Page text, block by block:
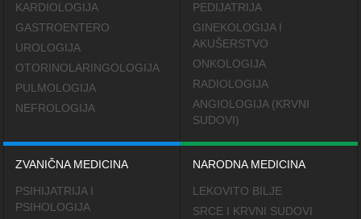
KARDIOLOGIJA
GASTROENTERO
UROLOGIJA
OTORINOLARINGOLOGIJA
PULMOLOGIJA
NEFROLOGIJA
PEDIJATRIJA
GINEKOLOGIJA I
AKUŠERSTVO
ONKOLOGIJA
RADIOLOGIJA
ANGIOLOGIJA (KRVNI
SUDOVI)
ZVANIČNA MEDICINA
PSIHIJATRIJA I
PSIHOLOGIJA
NARODNA MEDICINA
LEKOVITO BILJE
SRCE I KRVNI SUDOVI